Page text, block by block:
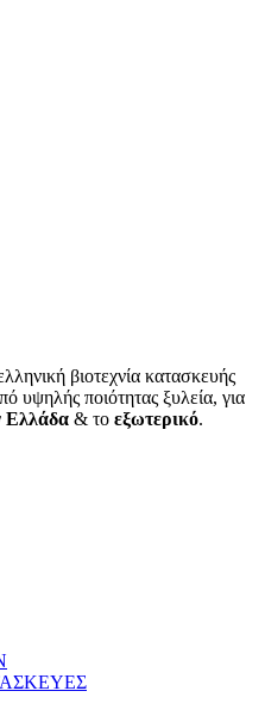
βιοτεχνία κατασκευής
υψηλής ποιότητας ξυλεία, για
Ελλάδα & το εξωτερικό.